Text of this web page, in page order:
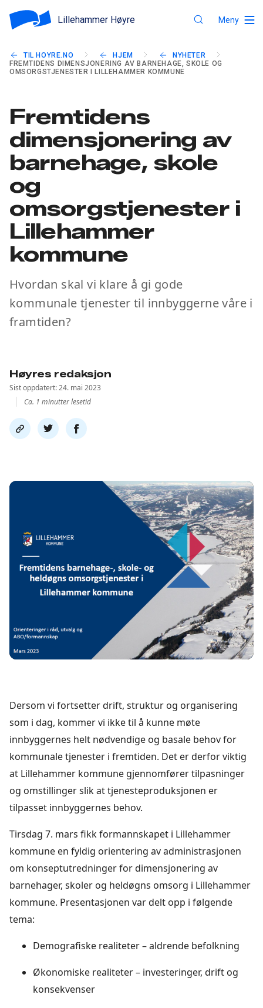
Lillehammer Høyre Meny
TIL HOYRE.NO HJEM
NYHETER
FREMTIDENS DIMENSJONERING AV BARNEHAGE, SKOLE OG
OMSORGSTJENESTER I LILLEHAMMER KOMMUNE
Fremtidens
dimensjonering av
barnehage, skole
og
omsorgstjenester i
Lillehammer
kommune
Hvordan skal vi klare å gi gode
kommunale tjenester til innbyggerne våre i
framtiden?
Høyres redaksjon
Sist oppdatert: 24. mai 2023
Ca. 1 minutter lesetid
Del
link
Del
på
Del
på
Dersom vi fortsetter drift, struktur og organisering
som i dag, kommer vi ikke til å kunne møte
innbyggernes helt nødvendige og basale behov for
kommunale tjenester i fremtiden. Det er derfor viktig
at Lillehammer kommune gjennomfører tilpasninger
og omstillinger slik at tjenesteproduksjonen er
tilpasset innbyggernes behov.
Tirsdag 7. mars fikk formannskapet i Lillehammer
kommune en fyldig orientering av administrasjonen
om konseptutredninger for dimensjonering av
barnehager, skoler og heldøgns omsorg i Lillehammer
kommune. Presentasjonen var delt opp i følgende
tema:
Demografiske realiteter – aldrende befolkning
Økonomiske realiteter – investeringer, drift og
konsekvenser